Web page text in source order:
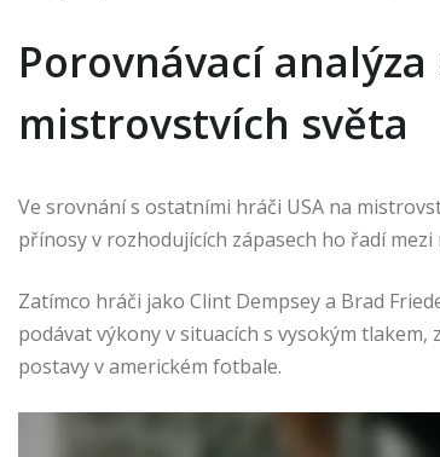
Porovnávací
mistrovstvích světa
Ve srovnání s ostatními hráči USA na
přínosy v rozhodujících zápasech ho řadí
Zatímco hráči jako Clint Dempsey a Brad
podávat výkony v situacích s vysokým
postavy v americkém fotbale.